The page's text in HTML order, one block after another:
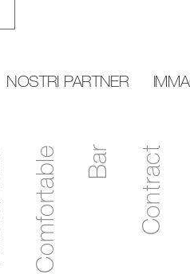
NOSTRI PARTNER
Comfortable Bar Contract